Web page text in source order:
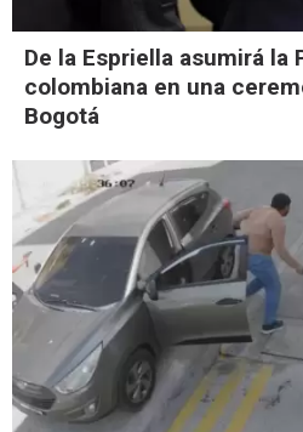
De la Espriella asumirá la
colombiana en una
Bogotá